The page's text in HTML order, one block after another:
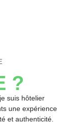
?
suis hôtelier
une expérience
et authenticité.